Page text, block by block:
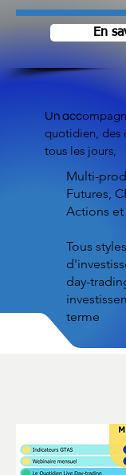
En
Un acc
quotidien, des
tous les jours,
Multi-
Futures,
Actions et
Tous
day-
terme